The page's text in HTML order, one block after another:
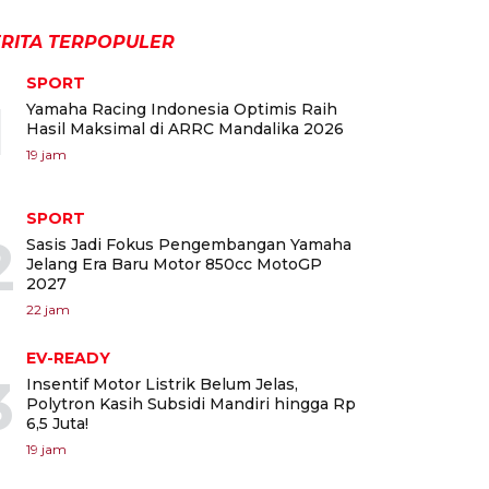
TERPOPULER
SPORT
Yamaha Racing Indonesia Optimis Raih
Hasil Maksimal di ARRC Mandalika 2026
19 jam
SPORT
Sasis Jadi Fokus Pengembangan Yamaha
Jelang Era Baru Motor 850cc MotoGP
2027
22 jam
EV-READY
Insentif Motor Listrik Belum Jelas,
Polytron Kasih Subsidi Mandiri hingga Rp
6,5 Juta!
19 jam